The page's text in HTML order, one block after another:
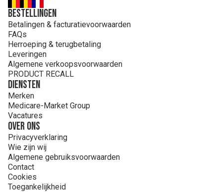
Bestellingen
Betalingen & facturatievoorwaarden
FAQs
Herroeping & terugbetaling
Leveringen
Algemene verkoopsvoorwaarden
PRODUCT RECALL
Diensten
Merken
Medicare-Market Group
Vacatures
Over ons
Privacyverklaring
Wie zijn wij
Algemene gebruiksvoorwaarden
Contact
Cookies
Toegankelijkheid